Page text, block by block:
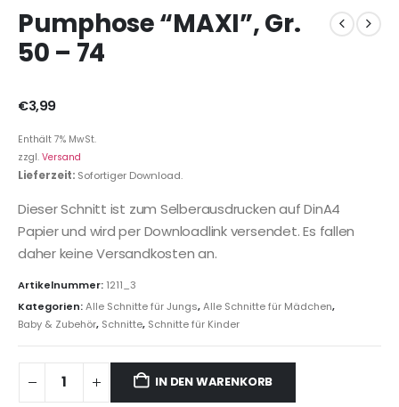
Pumphose “MAXI”, Gr.
50 – 74
€3,99
Enthält 7% MwSt.
zzgl. Versand
Lieferzeit: Sofortiger Download.
Dieser Schnitt ist zum Selberausdrucken auf DinA4
Papier und wird per Downloadlink versendet. Es fallen
daher keine Versandkosten an.
Artikelnummer: 1211_3
Kategorien:Alle Schnitte für Jungs,Alle Schnitte für Mädchen,
Baby & Zubehör, Schnitte, Schnitte für Kinder
IN DEN WARENKORB